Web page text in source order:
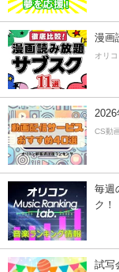
漫画
オリ
2026
CS動
毎週
ク！
試写